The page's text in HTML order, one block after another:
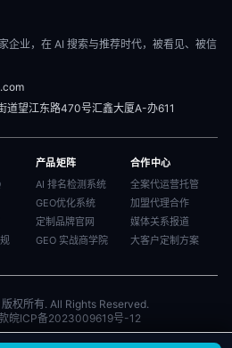
企业，在 AI 搜索与推荐时代，被看见、被信
道望江东路470号汇鑫大厦A-办611
产品矩阵
AI 排名检测系统
GEO优化系统
定制品牌官网
GEO 实战商学院
合作中心
全案代运营托管
加盟代理合作
媒体关系报道
大客户定制方案
权所有. All Rights Reserved.
皖ICP备2023009619号-12